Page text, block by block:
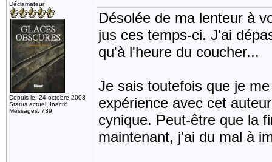
Déclamateur
Depuis le: 24 octobre 2008
Status actuel: Inactif
Messages: 739
Désolée de ma lenteur à
jus ces temps-ci. J'ai
qu'à l'heure du coucher...
Je sais toutefois que je
expérience avec cet
cynique. Peut-être que la
maintenant, j'ai du mal à